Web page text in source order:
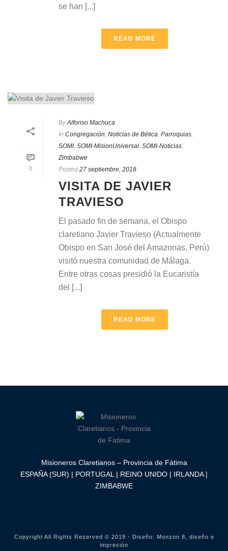
se han [...]
READ MORE
0
By Alfonso Machuca
In Congregación Noticias de Bética Parroquias
SOMI, SOMI-MisionUniversal SOMI-Noticias
Zimbabwe
Posted 27 septiembre, 2018
VISITA DE JAVIER
TRAVIESO
El pasado fin de semana, el Obispo
claretiano Javier Travieso (Actualmente
Obispo en San José del Amazonas, Perú)
visitó nuestra comunidad de Málaga.
Entre otras cosas presidió la Eucaristía
del [...]
READ MORE
Misioneros Claretianos – Provincia de Fátima
ESPAÑA (SUR) | PORTUGAL | REINO UNIDO | IRLANDA |
ZIMBABWE
Copyright All Rights Reserved © 2019 - Diseño: Monzon 8, diseño e
impresión